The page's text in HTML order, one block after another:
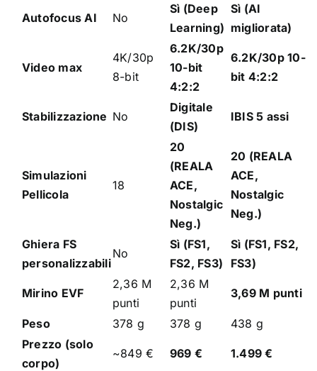
Autofocus AI No
Sì (Deep
Learning)
Sì (AI
migliorata)
Video max
4K/30p
8-bit
6.2K/30p
10-bit
4:2:2
6.2K/30p 10-
bit 4:2:2
Stabilizzazione No
Digitale
(DIS)
IBIS 5 assi
Simulazioni
Pellicola
18
20
(REALA
ACE,
Nostalgic
Neg.)
20 (REALA
ACE,
Nostalgic
Neg.)
Ghiera FS
personalizzabili
No
Sì (FS1,
FS2, FS3)
Sì (FS1, FS2,
FS3)
Mirino EVF
2,36 M
punti
2,36 M
punti
3,69 M punti
Peso 378 g 378 g
438 g
Prezzo (solo
corpo)
~849 € 969 € 1.499 €